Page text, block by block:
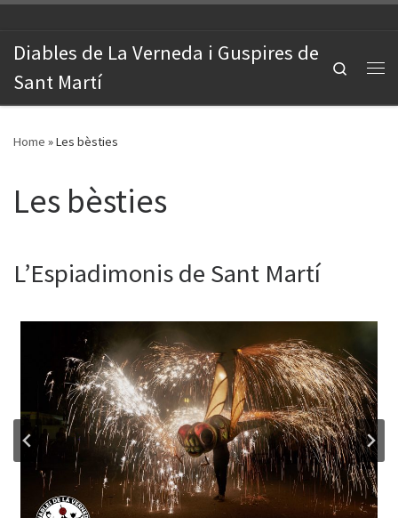
Diables de La Verneda i Guspires de
Sant Martí
Search
Home »Les bèsties
Les bèsties
L’Espiadimonis de Sant Martí